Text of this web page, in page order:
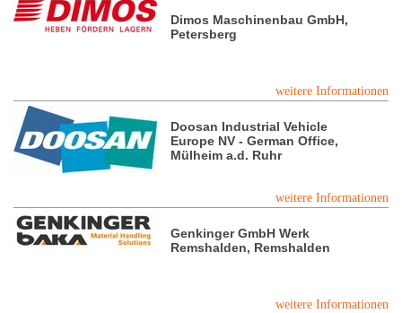
Dimos Maschinenbau GmbH,
Petersberg
weitere Informationen
Doosan Industrial Vehicle
Europe NV - German Office,
Mülheim a.d. Ruhr
weitere Informationen
Genkinger GmbH Werk
Remshalden, Remshalden
weitere Informationen